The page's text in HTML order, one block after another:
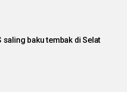
saling baku tembak di Selat